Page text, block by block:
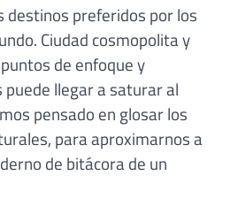
destinos preferidos por los
Ciudad cosmopolita y
de enfoque y
puede llegar a saturar al
pensado en glosar los
para aproximarnos a
de bitácora de un